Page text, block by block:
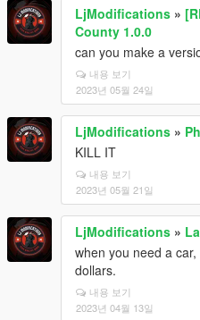
LjModifications »
County 1.0.0
can you make a
내용 보기
2023년 05월 24일
LjModifications »
KILL IT
내용 보기
2023년 05월 21일
LjModifications »
when you need a
dollars.
내용 보기
2023년 04월 13일